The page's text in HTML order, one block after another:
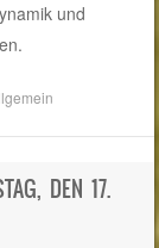
und
DEN 17.